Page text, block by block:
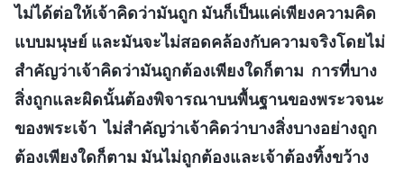
ไม่ได้ต่อให้เจ้าคิดว่ามันถูก มันก็เป็นแค่เพียงความคิด
แบบมนุษย์ และมันจะไม่สอดคล้องกับความจริงโดยไม่
สำคัญว่าเจ้าคิดว่ามันถูกต้องเพียงใดก็ตาม การที่บาง
สิ่งถูกและผิดนั้นต้องพิจารณาบนพื้นฐานของพระวจนะ
ของพระเจ้า ไม่สำคัญว่าเจ้าคิดว่าบางสิ่งบางอย่างถูก
ต้องเพียงใดก็ตาม มันไม่ถูกต้องและเจ้าต้องทิ้งขว้าง